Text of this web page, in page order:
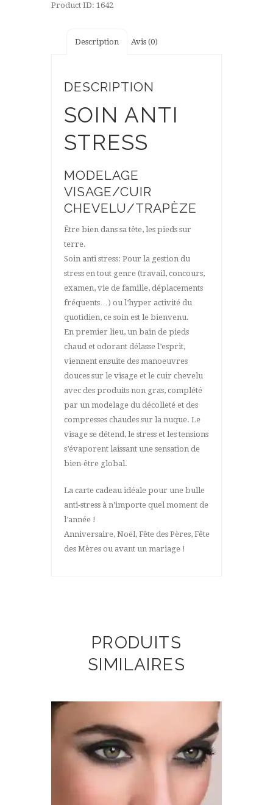
Product ID: 1642
Description Avis (0)
DESCRIPTION
SOIN ANTI
STRESS
MODELAGE
VISAGE/CUIR
CHEVELU/TRAPÈZE
Être bien dans sa tête, les pieds sur
terre.
Soin anti stress: Pour la gestion du
stress en tout genre (travail, concours,
examen, vie de famille, déplacements
fréquents…) ou l’hyper activité du
quotidien, ce soin est le bienvenu.
En premier lieu, un bain de pieds
chaud et odorant délasse l’esprit,
viennent ensuite des manoeuvres
douces sur le visage et le cuir chevelu
avec des produits non gras, complété
par un modelage du décolleté et des
compresses chaudes sur la nuque. Le
visage se détend, le stress et les tensions
s’évaporent laissant une sensation de
bien-être global.
La carte cadeau idéale pour une bulle
anti-stress à n’importe quel moment de
l’année !
Anniversaire, Noël, Fête des Pères, Fête
des Mères ou avant un mariage !
PRODUITS
SIMILAIRES